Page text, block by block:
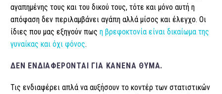
αγαπημένης τους και του δικού τους, τότε και μόνο αυτή η
απόφαση δεν περιλαμβάνει αγάπη αλλά μίσος και έλεγχο. Οι
ίδιες που μας εξηγούν πως η βρεφοκτονία είναι δικαίωμα της
γυναίκας και όχι φόνος.
ΔΕΝ ΕΝΔΙΑΦΈΡΟΝΤΑΙ ΓΙΑ ΚΑΝΈΝΑ ΘΎΜΑ.
Τις ενδιαφέρει απλά να αυξήσουν το κοντέρ των στατιστικών